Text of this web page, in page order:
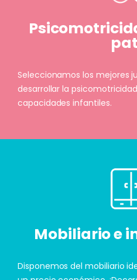
Seleccionamos los mejores
desarrollar la
capacidades infantiles.
Mobiliario e
Disponemos del mobiliario